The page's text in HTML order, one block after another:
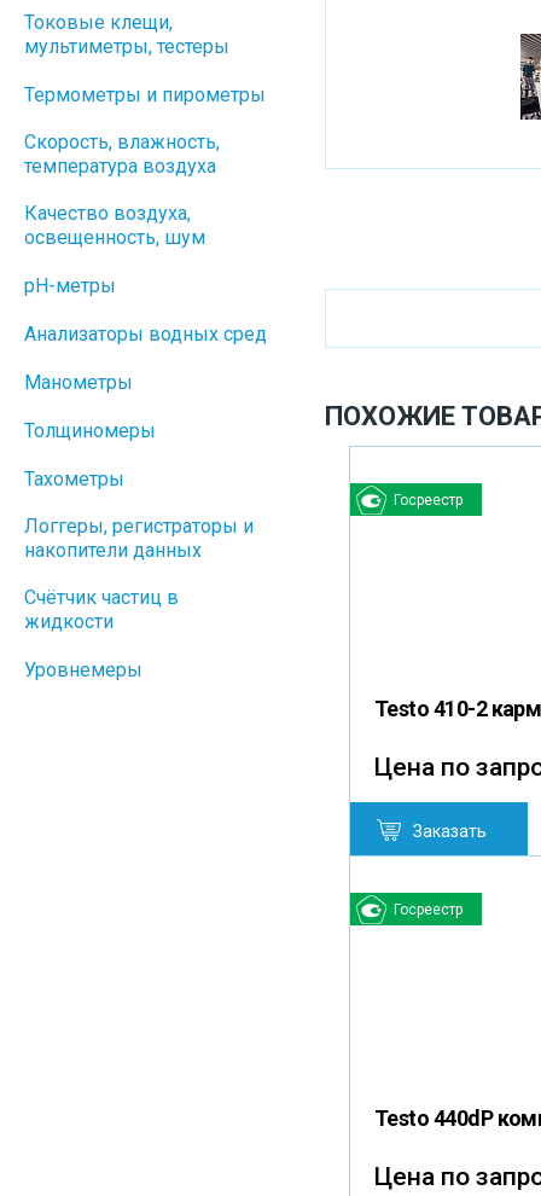
ПОХОЖИЕ
Госреестр
Testo 410-2
Цена по
Заказать
Госреестр
Testo 440dP
Цена по
Токовые клещи,
мультиметры, тестеры
Термометры и пирометры
Скорость, влажность,
температура воздуха
Качество воздуха,
освещенность, шум
pH-метры
Анализаторы водных сред
Манометры
Толщиномеры
Тахометры
Логгеры, регистраторы и
накопители данных
Cчётчик частиц в
жидкости
Уровнемеры